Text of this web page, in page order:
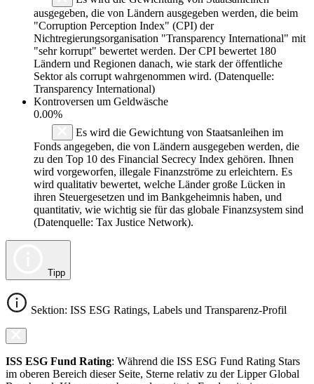
ausgegeben, die von Ländern ausgegeben werden, die beim
"Corruption Perception Index" (CPI) der
Nichtregierungsorganisation "Transparency International" mit
"sehr korrupt" bewertet werden. Der CPI bewertet 180
Ländern und Regionen danach, wie stark der öffentliche
Sektor als corrupt wahrgenommen wird. (Datenquelle:
Transparency International)
Kontroversen um Geldwäsche
0.00%
Es wird die Gewichtung von Staatsanleihen im
Fonds angegeben, die von Ländern ausgegeben werden, die
zu den Top 10 des Financial Secrecy Index gehören. Ihnen
wird vorgeworfen, illegale Finanzströme zu erleichtern. Es
wird qualitativ bewertet, welche Länder große Lücken in
ihren Steuergesetzen und im Bankgeheimnis haben, und
quantitativ, wie wichtig sie für das globale Finanzsystem sind
(Datenquelle: Tax Justice Network).
Tipp
Sektion: ISS ESG Ratings, Labels und Transparenz-Profil
ISS ESG Fund Rating: Während die ISS ESG Fund Rating Stars
im oberen Bereich dieser Seite, Sterne relativ zu der Lipper Global